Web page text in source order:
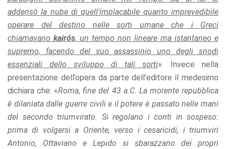
addensò la nube di quell’implacabile quanto imprevedibile
operare del destino nelle sorti umane che i Greci
chiamavano kairós, un tempo non lineare ma istantaneo e
supremo, facendo del suo assassinio uno degli snodi
essenziali dello sviluppo di tali sorti». Invece nella
presentazione dell’opera da parte dell’editore il medesimo
dichiara che: «Roma, fine del 43 a.C. La morente repubblica
è dilaniata dalle guerre civili e il potere è passato nelle mani
del secondo triumvirato. Si regolano i conti in sospeso:
prima di volgersi a Oriente, verso i cesaricidi, i triumviri
Antonio, Ottaviano e Lepido si sbarazzano dei propri